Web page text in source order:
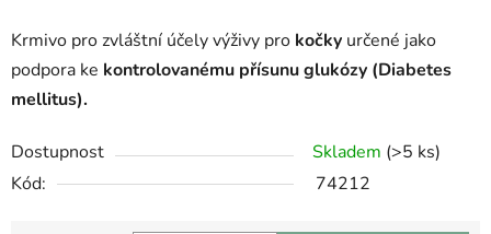
Krmivo pro zvláštní účely výživy pro kočky určené jako
podpora ke kontrolovanému přísunu glukózy (Diabetes
mellitus).
Dostupnost Skladem (>5 ks)
Kód:
74212